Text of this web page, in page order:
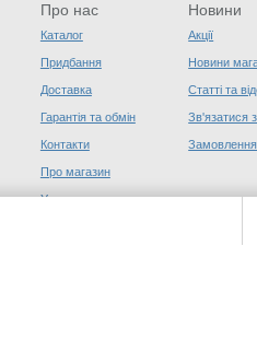
Про нас
Каталог
Придбання
Доставка
Гарантія та обмін
Контакти
Про магазин
Угода користувача
Новини
Акції
Новини
Статті та
Зв'язатися
Замовлення